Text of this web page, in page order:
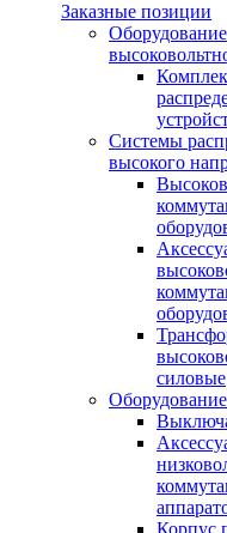
Заказные позиции
Оборудование
Системы
высокого
силовые
Корпус